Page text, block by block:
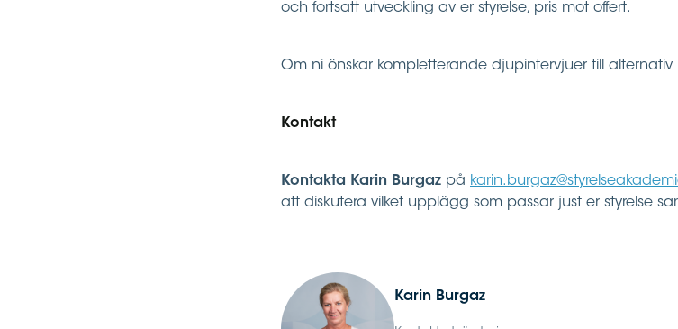
och fortsatt utveckling av er styrelse, pris mot offert.
Om ni önskar kompletterande djupintervjuer till alternativ
Kontakt
Kontakta Karin Burgaz på
att diskutera vilket upplägg som passar just er styrelse
Karin Burgaz